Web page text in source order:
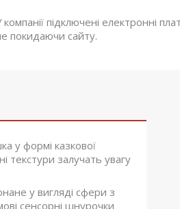
компанії підключені електронні
покидаючи сайту.
у формі казкової
текстури залучать увагу
у вигляді сфери з
сенсорні шнурочки